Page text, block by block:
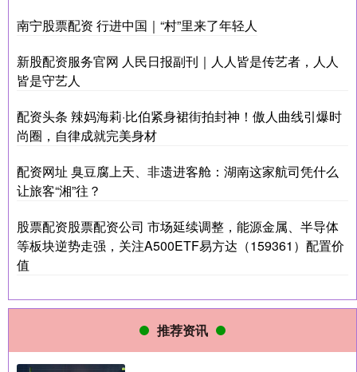
南宁股票配资 行进中国｜“村”里来了年轻人
新股配资服务官网 人民日报副刊｜人人皆是传艺者，人人
皆是守艺人
配资头条 辣妈海莉·比伯紧身裙街拍封神！傲人曲线引爆时
尚圈，自律成就完美身材
配资网址 臭豆腐上天、非遗进客舱：湖南这家航司凭什么
让旅客“湘”往？
股票配资股票配资公司 市场延续调整，能源金属、半导体
等板块逆势走强，关注A500ETF易方达（159361）配置价
值
推荐资讯